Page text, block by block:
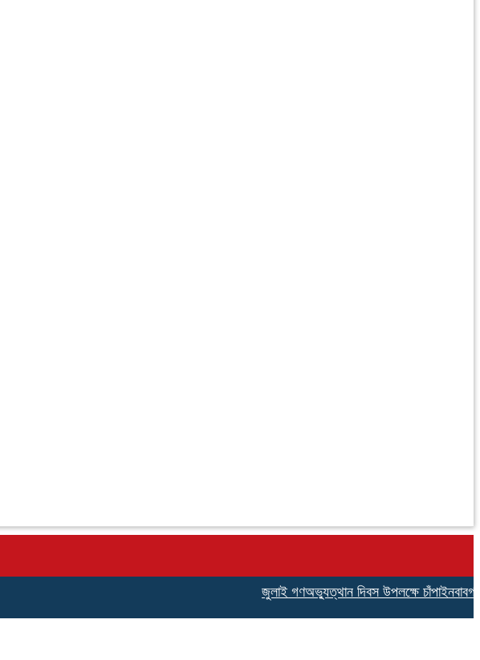
জুলাই গণঅভ্যুত্থান দিবস উপলক্ষে চাঁপাইনবাবগঞ্জ